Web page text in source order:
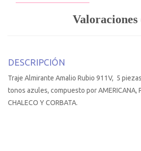
Valoraciones
DESCRIPCIÓN
Traje Almirante Amalio Rubio 911V, 5
tonos azules, compuesto por AMERICANA,
CHALECO Y CORBATA.